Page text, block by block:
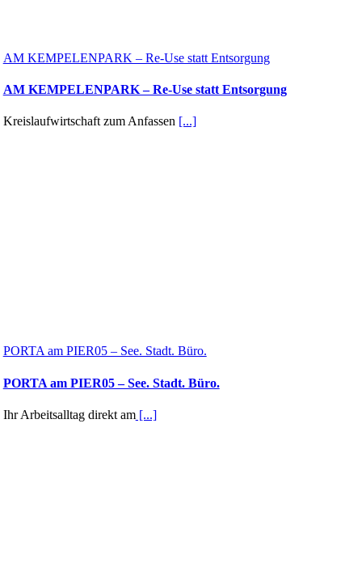
AM KEMPELENPARK – Re-Use statt Entsorgung
AM KEMPELENPARK – Re-Use statt Entsorgung
Kreislaufwirtschaft zum Anfassen [...]
PORTA am PIER05 – See. Stadt. Büro.
PORTA am PIER05 – See. Stadt. Büro.
Ihr Arbeitsalltag direkt am[...]